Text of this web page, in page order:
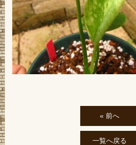
« 前へ
一覧へ戻る